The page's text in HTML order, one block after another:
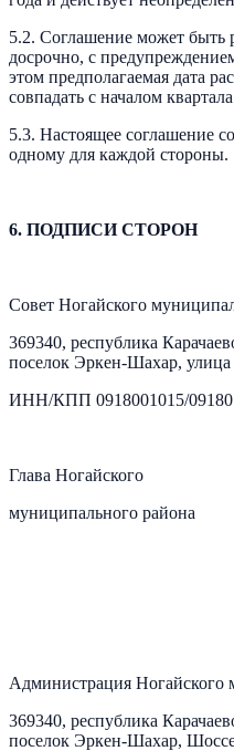
5.2. Соглашение может быть
досрочно, с
этом предполагаемая дата
совпадать с началом
5.3. Настоящее соглашение
одному для каждой стороны.
6. ПОДПИСИ СТОРОН
Совет Ногайского
369340, республика
поселок Эркен-Шахар, улица
ИНН/КПП 0918001015/
Глава Ногайского
муниципального района
Р.Э.
Администрация Ногайского
369340, республика
поселок Эркен-Шахар,